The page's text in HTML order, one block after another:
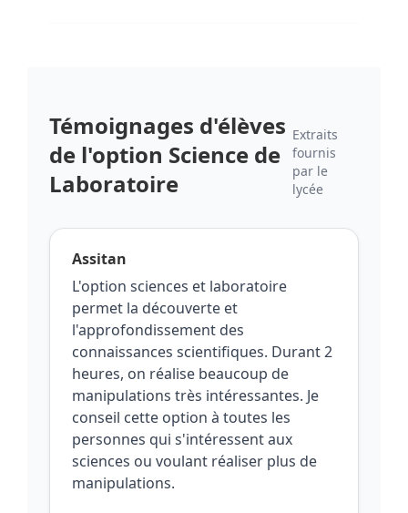
Témoignages d'élèves
de l'option Science de
Laboratoire
Extraits
fournis
par le
lycée
Assitan
L'option sciences et laboratoire
permet la découverte et
l'approfondissement des
connaissances scientifiques. Durant 2
heures, on réalise beaucoup de
manipulations très intéressantes. Je
conseil cette option à toutes les
personnes qui s'intéressent aux
sciences ou voulant réaliser plus de
manipulations.